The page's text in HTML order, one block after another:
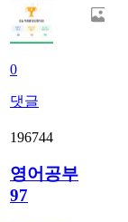
0
댓글
196744
영어공부
97